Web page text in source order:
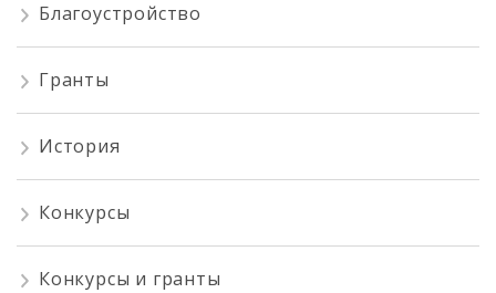
Благоустройство
Гранты
История
Конкурсы
Конкурсы и гранты